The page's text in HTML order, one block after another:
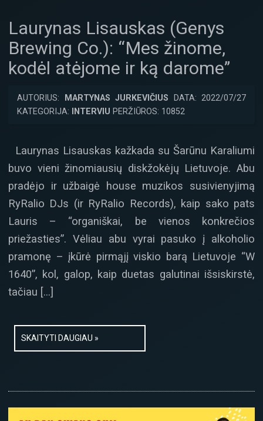
Laurynas Lisauskas (Genys
Brewing Co.): “Mes žinome,
kodėl atėjome ir ką darome”
AUTORIUS: MARTYNAS JURKEVIČIUS DATA: 2022/07/27
KATEGORIJA:
INTERVIU PERŽIŪROS: 10852
Laurynas Lisauskas kažkada su Šarūnu Karaliumi
buvo vieni žinomiausių diskžokėjų Lietuvoje. Abu
pradėjo ir užbaigė house muzikos susivienyjimą
RyRalio DJs (ir RyRalio Records), kaip sako pats
Lauris – “organiškai, be vienos konkrečios
priežasties”. Vėliau abu vyrai pasuko į alkoholio
pramonę – įkūrė pirmąjį viskio barą Lietuvoje “W
1640”, kol, galop, kaip duetas galutinai išsiskirstė,
tačiau […]
SKAITYTI DAUGIAU »